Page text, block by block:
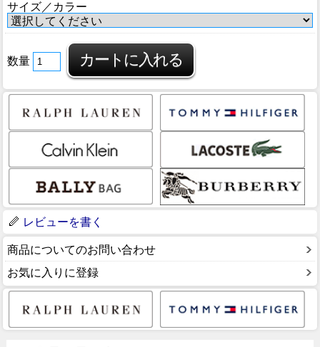
サイズ／カラー
数量
レビューを書く
商品についてのお問い合わせ
お気に入りに登録